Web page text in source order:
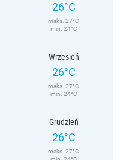
26°C
maks. 27°C
min. 24°C
Wrzesień
26°C
maks. 27°C
min. 24°C
Grudzień
26°C
maks. 27°C